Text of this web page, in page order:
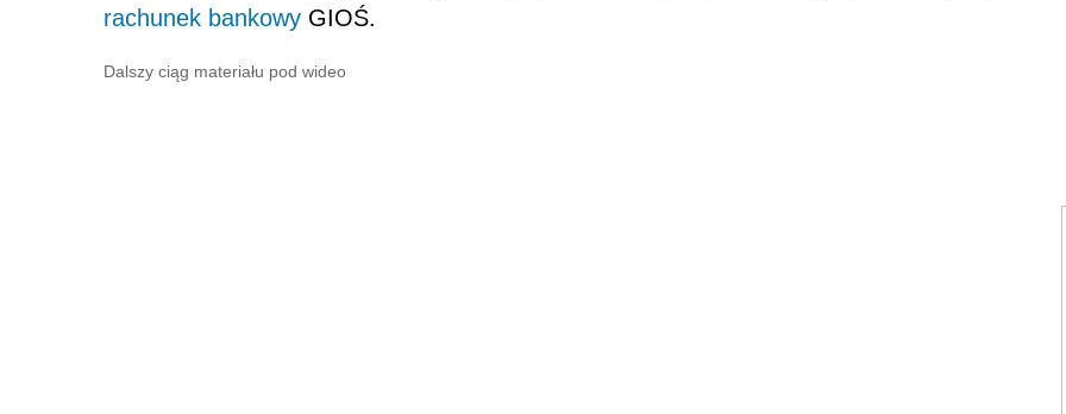
rachunek bankowy GIOŚ.
Dalszy ciąg materiału pod wideo